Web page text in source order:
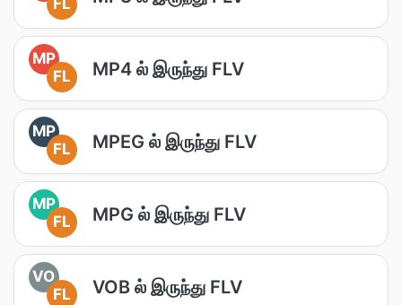
FL
MP
FL
MP4 ல் இருந்து FLV
MP
FL
MPEG ல் இருந்து FLV
MP
FL
MPG ல் இருந்து FLV
VO
FL
VOB ல் இருந்து FLV